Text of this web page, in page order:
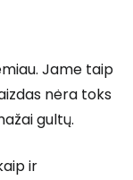
Jame taip
nėra toks
gultų.
ir